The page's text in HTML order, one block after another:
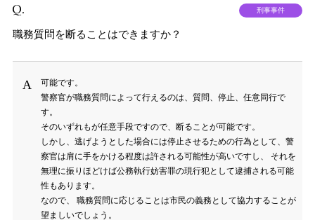
刑事事件
職務質問を断ることはできますか？
可能です。
警察官が職務質問によって行えるのは、質問、停止、任意同行で
す。
そのいずれもが任意手段ですので、断ることが可能です。
しかし、逃げようとした場合には停止させるための行為として、警
察官は肩に手をかける程度は許される可能性が高いですし、 それを
無理に振りほどけば公務執行妨害罪の現行犯として逮捕される可能
性もあります。
なので、 職務質問に応じることは市民の義務として協力することが
望ましいでしょう。